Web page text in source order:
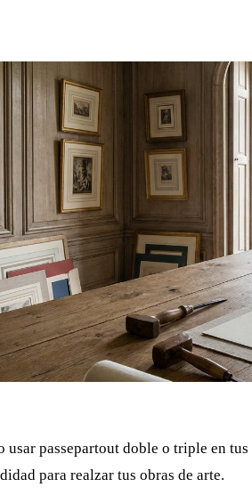
usar passepartout doble o triple en
para realzar tus obras de arte.